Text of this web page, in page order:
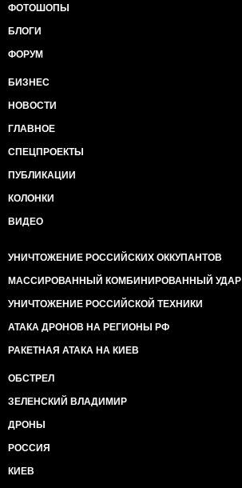
ФОТОШОПЫ
БЛОГИ
ФОРУМ
БИЗНЕС
НОВОСТИ
ГЛАВНОЕ
СПЕЦПРОЕКТЫ
ПУБЛИКАЦИИ
КОЛОНКИ
ВИДЕО
УНИЧТОЖЕНИЕ РОССИЙСКИХ ОККУПАНТОВ
МАССИРОВАННЫЙ КОМБИНИРОВАННЫЙ УДАР
УНИЧТОЖЕНИЕ РОССИЙСКОЙ ТЕХНИКИ
АТАКА ДРОНОВ НА РЕГИОНЫ РФ
РАКЕТНАЯ АТАКА НА КИЕВ
ОБСТРЕЛ
ЗЕЛЕНСКИЙ ВЛАДИМИР
ДРОНЫ
РОССИЯ
КИЕВ